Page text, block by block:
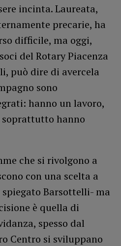
incinta. Laureata,
precarie, ha
difficile, ma oggi,
del Rotary Piacenza
può dire di avercela
sono
hanno un lavoro,
hanno
che si rivolgono a
con una scelta a
Barsottelli- ma
è quella di
spesso dal
Centro si sviluppano